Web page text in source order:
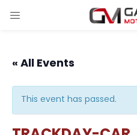
« All Events
This event has passed.